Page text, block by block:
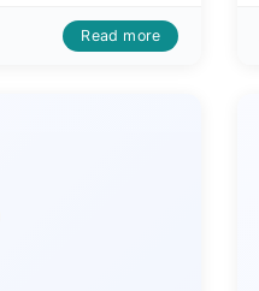
Read more